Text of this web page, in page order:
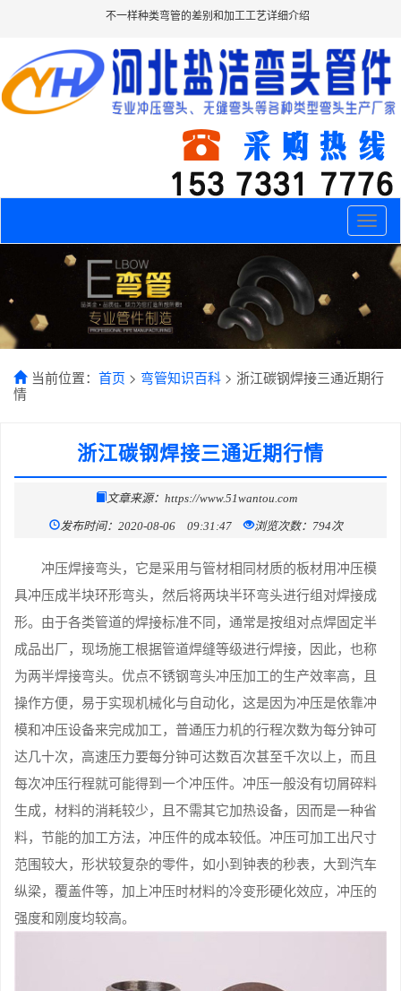
不一样种类弯管的差别和加工工艺详细介绍
Toggle
当前位置： 首页 > 弯管知识百科 > 浙江碳钢焊接三通近期行
情
浙江碳钢焊接三通近期行情
文章来源：https://www.51wantou.com
发布时间：2020-08-06 09:31:47 浏览次数：794次
冲压焊接弯头，它是采用与管材相同材质的板材用冲压模
具冲压成半块环形弯头，然后将两块半环弯头进行组对焊接成
形。由于各类管道的焊接标准不同，通常是按组对点焊固定半
成品出厂，现场施工根据管道焊缝等级进行焊接，因此，也称
为两半焊接弯头。优点不锈钢弯头冲压加工的生产效率高，且
操作方便，易于实现机械化与自动化，这是因为冲压是依靠冲
模和冲压设备来完成加工，普通压力机的行程次数为每分钟可
达几十次，高速压力要每分钟可达数百次甚至千次以上，而且
每次冲压行程就可能得到一个冲压件。冲压一般没有切屑碎料
生成，材料的消耗较少，且不需其它加热设备，因而是一种省
料，节能的加工方法，冲压件的成本较低。冲压可加工出尺寸
范围较大，形状较复杂的零件，如小到钟表的秒表，大到汽车
纵梁，覆盖件等，加上冲压时材料的冷变形硬化效应，冲压的
强度和刚度均较高。